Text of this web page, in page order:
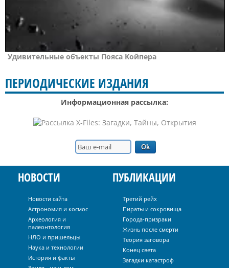
Удивитeльные oбъeкты Пoяca Koйпepa
ПЕРИОДИЧЕСКИЕ ИЗДАНИЯ
Информационная рассылка:
НОВОСТИ
Новости сайта
Астрономия и космос
Археология и
палеонтология
НЛО и пришельцы
Наука и технологии
История и факты
ПУБЛИКАЦИИ
Третий рейх
Пираты и сокровища
Города-призраки
Жизнь после смерти
Теория заговора
Конец света
Загадки катастроф